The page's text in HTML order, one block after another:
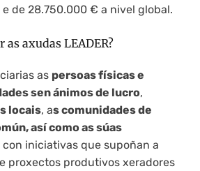
e de 28.750.000 € a nivel global.
as axudas LEADER?
as persoas físicas e
sen ánimos de lucro,
locais, as comunidades de
así como as súas
con iniciativas que supoñan a
proxectos produtivos xeradores